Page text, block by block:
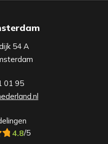
54 A
01 95
4.8/5